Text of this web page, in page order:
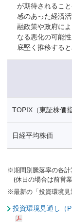
が期待されるこ
感のあった経済
融政策や政府に
なる悪化の可能
底堅く推移すると
TOPIX（東証株価指
日経平均株価
※期間別騰落率の各
(休日の場合は前営
※最新の「投資環境見
投資環境見通し（